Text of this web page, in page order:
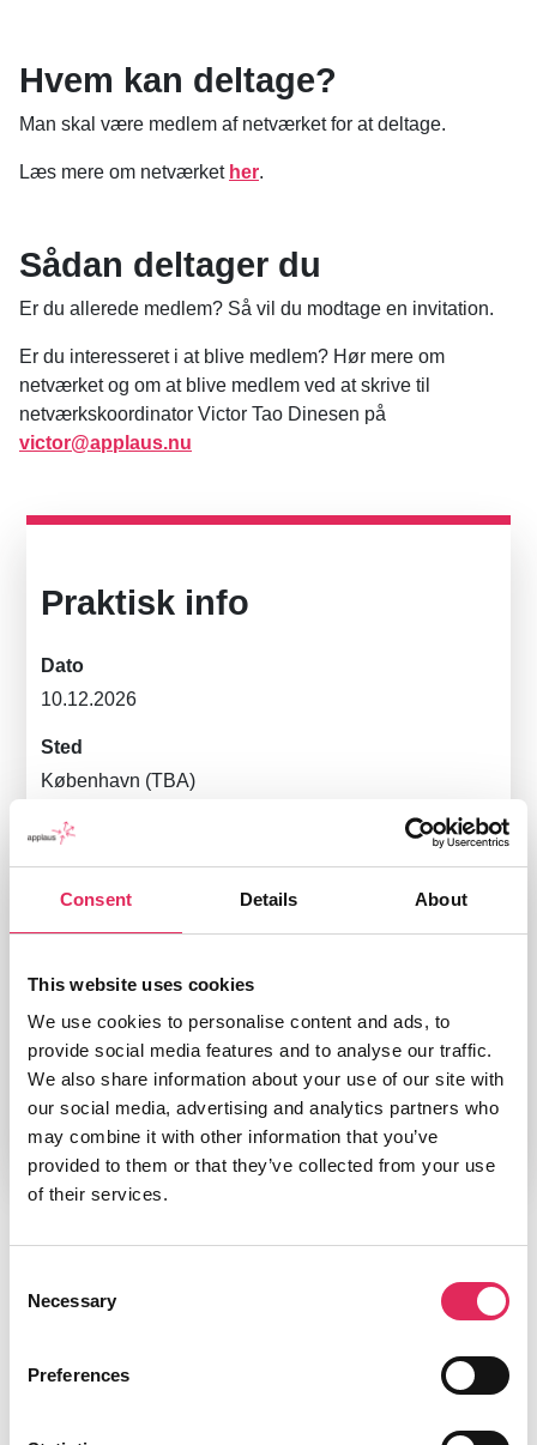
Consent Details About
This website uses cookies
We use cookies to personalise content and ads, to
provide social media features and to analyse our traffic.
We also share information about your use of our site with
our social media, advertising and analytics partners who
may combine it with other information that you’ve
provided to them or that they’ve collected from your use
of their services.
Selection
Necessary
Preferences
Hvem kan deltage?
Man skal være medlem af netværket for at deltage.
Læs mere om netværket her.
Sådan deltager du
Er du allerede medlem? Så vil du modtage en invitation.
Er du interesseret i at blive medlem? Hør mere om
netværket og om at blive medlem ved at skrive til
netværkskoordinator Victor Tao Dinesen på
victor@applaus.nu
Praktisk info
Dato
10.12.2026
Sted
København (TBA)
Pris
Gratis
Tilmelding
Medlemskab
faglige fællesskab. Din institution får
adgang til jeres eget publikumsdashboard,
og I får gratis adgang på kurser. Derudover